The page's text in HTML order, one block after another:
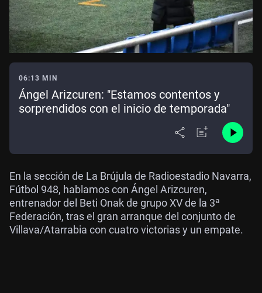
06:13 MIN
Ángel Arizcuren: "Estamos contentos y
sorprendidos con el inicio de temporada"
En la sección de La Brújula de Radioestadio Navarra,
Fútbol 948, hablamos con Ángel Arizcuren,
entrenador del Beti Onak de grupo XV de la 3ª
Federación, tras el gran arranque del conjunto de
Villava/Atarrabia con cuatro victorias y un empate.